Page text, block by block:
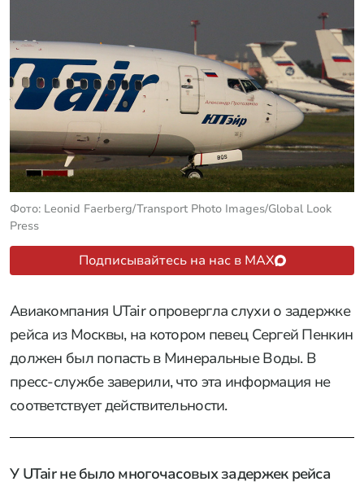
Фото: Leonid Faerberg/Transport Photo Images/Global Look
Press
Подписывайтесь на нас в MAX
Авиакомпания UTair опровергла слухи о задержке
рейса из Москвы, на котором певец Сергей Пенкин
должен был попасть в Минеральные Воды. В
пресс-службе заверили, что эта информация не
соответствует действительности.
У UTair не было многочасовых задержек рейса